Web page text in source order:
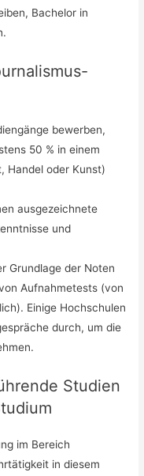
Bachelor in
bewerben,
50 % in einem
Handel oder Kunst)
ausgezeichnete
und
Grundlage der Noten
Aufnahmetests (von
Einige Hochschulen
durch, um die
Studien
im Bereich
in diesem